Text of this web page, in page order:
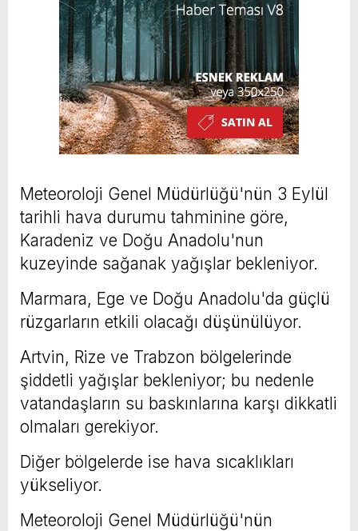
Meteoroloji Genel Müdürlüğü'nün 3 Eylül
tarihli hava durumu tahminine göre,
Karadeniz ve Doğu Anadolu'nun
kuzeyinde sağanak yağışlar bekleniyor.
Marmara, Ege ve Doğu Anadolu'da güçlü
rüzgarların etkili olacağı düşünülüyor.
Artvin, Rize ve Trabzon bölgelerinde
şiddetli yağışlar bekleniyor; bu nedenle
vatandaşların su baskınlarına karşı dikkatli
olmaları gerekiyor.
Diğer bölgelerde ise hava sıcaklıkları
yükseliyor.
Meteoroloji Genel Müdürlüğü'nün